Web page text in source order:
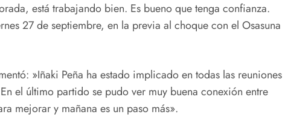
está trabajando bien. Es bueno que tenga confianza.
27 de septiembre, en la previa al choque con el Osasuna
»Iñaki Peña ha estado implicado en todas las reuniones
el último partido se pudo ver muy buena conexión entre
mejorar y mañana es un paso más».